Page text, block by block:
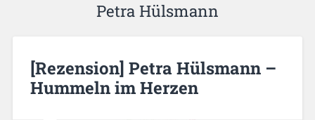
Petra Hülsmann
[Rezension] Petra Hülsmann –
Hummeln im Herzen